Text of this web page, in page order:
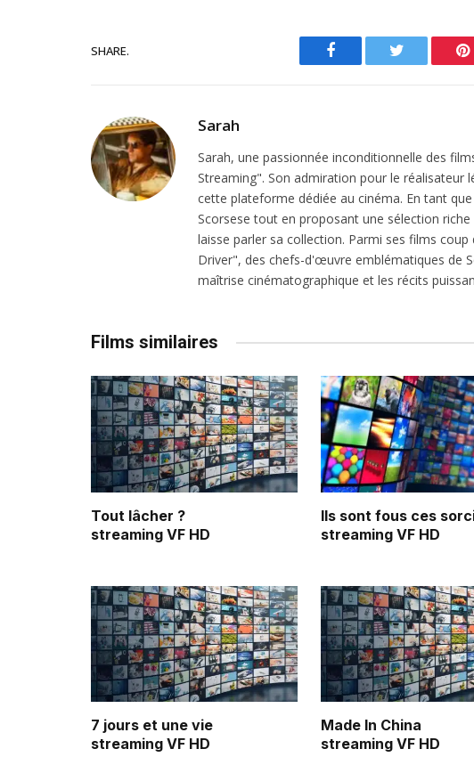
SHARE.
Facebook Twitter
Sarah
Sarah, une passionnée inconditionnelle des
Streaming". Son admiration pour le réalisateur
cette plateforme dédiée au cinéma. En tant
Scorsese tout en proposant une sélection
laisse parler sa collection. Parmi ses films
Driver", des chefs-d'œuvre emblématiques de
maîtrise cinématographique et les récits
Films similaires
Tout lâcher ?
streaming VF HD
Ils sont fous ces
streaming VF HD
7 jours et une vie
streaming VF HD
Made In China
streaming VF HD